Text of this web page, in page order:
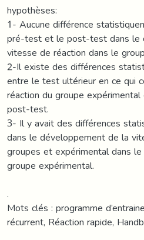
hypothèses:
1- Aucune différence
pré-test et le post-test dans le
vitesse de réaction dans le
2-Il existe des différences
entre le test ultérieur en ce qui
réaction du groupe
post-test.
3- Il y avait des différences
dans le développement de la
groupes et expérimental dans
groupe expérimental.
.
Mots clés : programme
récurrent, Réaction rapide,